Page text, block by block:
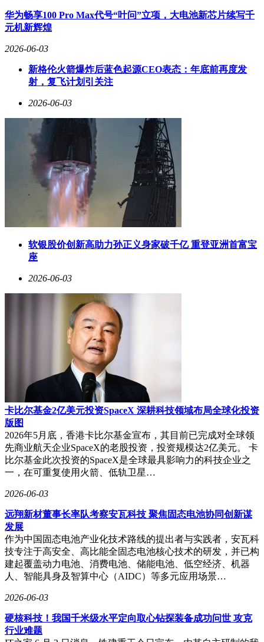
华为畅享100 Pro Max代号“叶问”立项，大电池新芯片续写千
元机新辉煌
2026-06-03
新格伦火箭爆炸后蓝色起源CEO表态：年底前再度发
射，复飞计划引关注
2026-06-03
软银股价创新高助力孙正义身家破千亿 重登亚洲首富宝
座
2026-06-03
卡比尔基金2亿美元投资SpaceX 深耕科技领域布局全球化投资
版图
2026年5月底，香港卡比尔基金宣布，其目前已完成对全球领
先商业航天企业SpaceX的老股投资，投资规模达2亿美元。 卡
比尔基金此次投资的SpaceX是全球最具影响力的科技企业之
一，在可重复使用火箭、低轨卫星…
2026-06-03
远翔新材董事长率队考察安瓦科技 聚焦固态电池协同创新谋
发展
作为中国固态电池产业化技术路线的提出者与实践者，安瓦科
技专注于高安全、高比能全固态电池核心技术的研发，并已构
建起覆盖动力电池、消费电池、储能电池、低空经济、机器
人、智能具身及智算中心（AIDC）等多元应用场景…
2026-06-03
硬核科技！我国千米级水平定向取心钻探装备成功问世 攻克
行业难题